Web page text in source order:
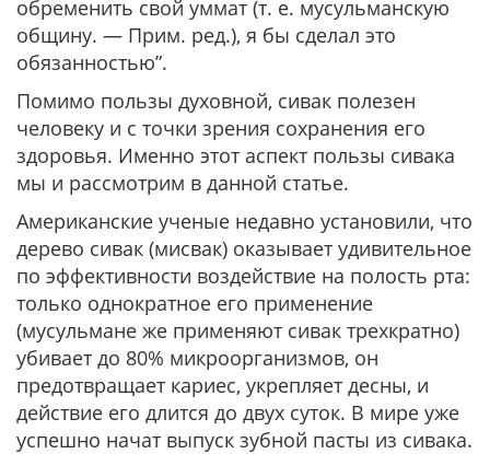
обременить свой уммат (т. е. мусульманскую
общину. — Прим. ред.), я бы сделал это
обязанностью”.
Помимо пользы духовной, сивак полезен
человеку и с точки зрения сохранения его
здоровья. Именно этот аспект пользы сивака
мы и рассмотрим в данной статье.
Американские ученые недавно установили, что
дерево сивак (мисвак) оказывает удивительное
по эффективности воздействие на полость рта:
только однократное его применение
(мусульмане же применяют сивак трехкратно)
убивает до 80% микроорганизмов, он
предотвращает кариес, укрепляет десны, и
действие его длится до двух суток. В мире уже
успешно начат выпуск зубной пасты из сивака.